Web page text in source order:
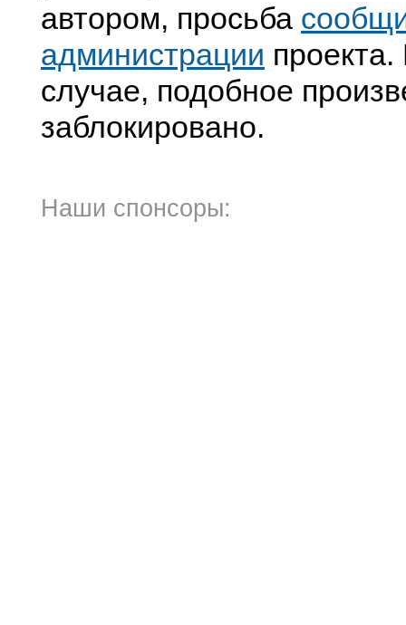
автором, просьба
администрации
случае, подобное
заблокировано.
Наши спонсоры: